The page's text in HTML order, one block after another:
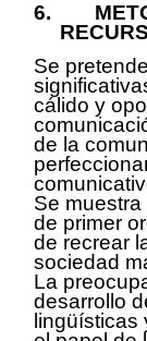
6.
Se
cálido y
de la
Se muestra
de primer
de recrear
sociedad
La
desarrollo
lingüísticas